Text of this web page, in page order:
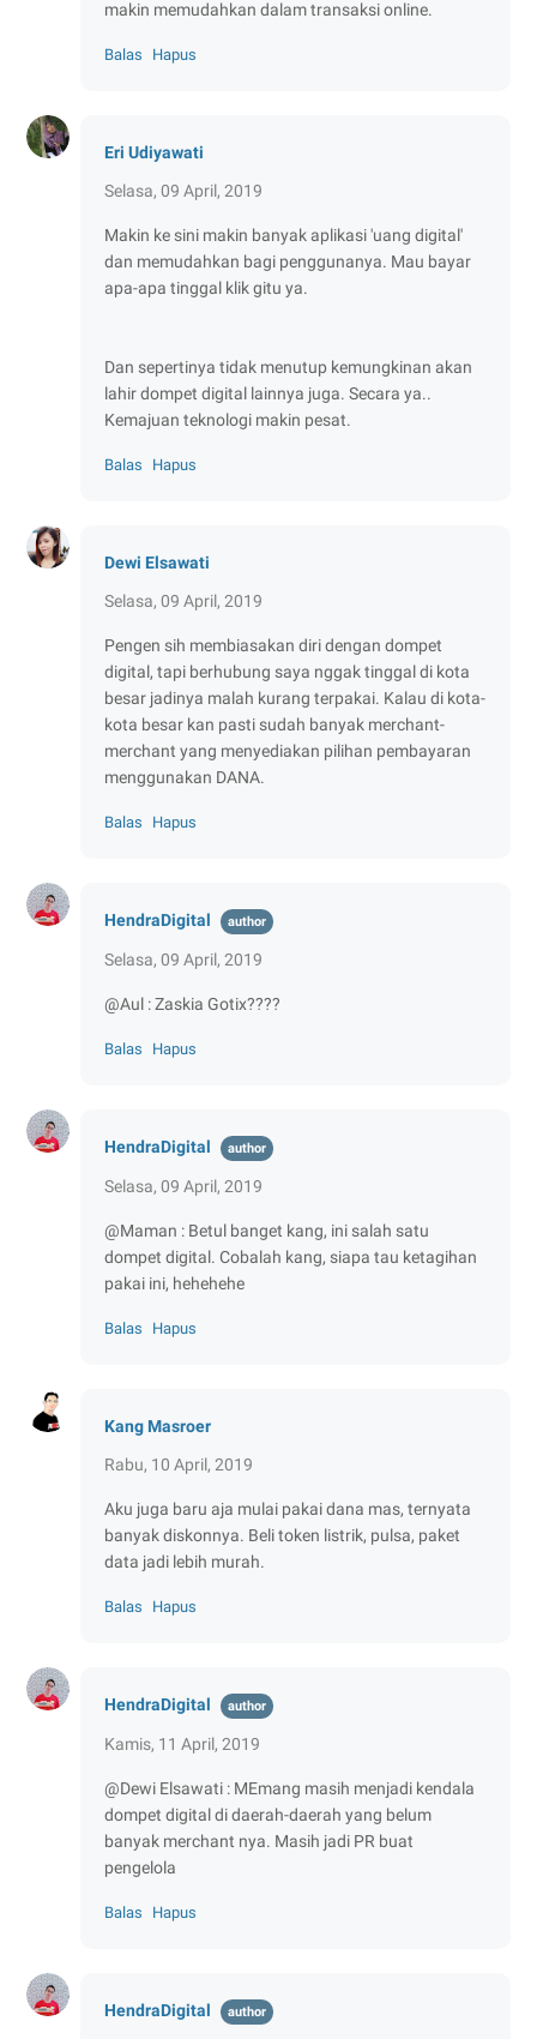
makin memudahkan dalam transaksi online.
Balas Hapus
Eri Udiyawati
Selasa, 09 April, 2019
Makin ke sini makin banyak aplikasi 'uang digital'
dan memudahkan bagi penggunanya. Mau bayar
apa-apa tinggal klik gitu ya.
Dan sepertinya tidak menutup kemungkinan akan
lahir dompet digital lainnya juga. Secara ya..
Kemajuan teknologi makin pesat.
Balas Hapus
Dewi Elsawati
Selasa, 09 April, 2019
Pengen sih membiasakan diri dengan dompet
digital, tapi berhubung saya nggak tinggal di kota
besar jadinya malah kurang terpakai. Kalau di kota-
kota besar kan pasti sudah banyak merchant-
merchant yang menyediakan pilihan pembayaran
menggunakan DANA.
Balas Hapus
HendraDigital
Selasa, 09 April, 2019
@Aul : Zaskia Gotix????
Balas Hapus
HendraDigital
Selasa, 09 April, 2019
@Maman : Betul banget kang, ini salah satu
dompet digital. Cobalah kang, siapa tau ketagihan
pakai ini, hehehehe
Balas Hapus
Kang Masroer
Rabu, 10 April, 2019
Aku juga baru aja mulai pakai dana mas, ternyata
banyak diskonnya. Beli token listrik, pulsa, paket
data jadi lebih murah.
Balas Hapus
HendraDigital
Kamis, 11 April, 2019
@Dewi Elsawati : MEmang masih menjadi kendala
dompet digital di daerah-daerah yang belum
banyak merchant nya. Masih jadi PR buat
pengelola
Balas Hapus
HendraDigital